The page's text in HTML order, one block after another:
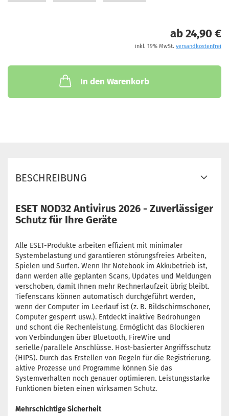
ab 24,90 €
inkl. 19% MwSt. versandkostenfrei
In den Warenkorb
BESCHREIBUNG
ESET NOD32 Antivirus 2026 - Zuverlässiger
Schutz für Ihre Geräte
Alle ESET-Produkte arbeiten effizient mit minimaler
Systembelastung und garantieren störungsfreies Arbeiten,
Spielen und Surfen. Wenn Ihr Notebook im Akkubetrieb ist,
dann werden alle geplanten Scans, Updates und Meldungen
verschoben, damit Ihnen mehr Rechnerlaufzeit übrig bleibt.
Tiefenscans können automatisch durchgeführt werden,
wenn der Computer im Leerlauf ist (z. B. Bildschirmschoner,
Computer gesperrt usw.). Entdeckt inaktive Bedrohungen
und schont die Rechenleistung. Ermöglicht das Blockieren
von Verbindungen über Bluetooth, FireWire und
serielle/parallele Anschlüsse. Host-basierter Angriffsschutz
(HIPS). Durch das Erstellen von Regeln für die Registrierung,
aktive Prozesse und Programme können Sie das
Systemverhalten noch genauer optimieren. Leistungsstarke
Funktionen bieten einen wirksamen Schutz.
Mehrschichtige Sicherheit